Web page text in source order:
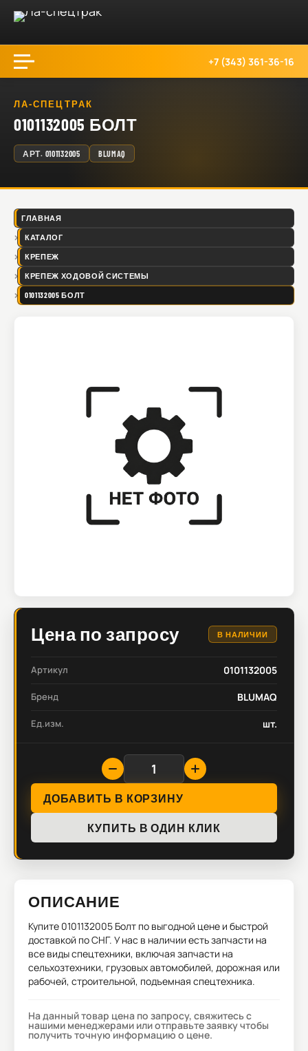
+7 (343) 361-36-16
ЛА-СПЕЦТРАК
0101132005 БОЛТ
АРТ. 0101132005 BLUMAQ
ГЛАВНАЯ
КАТАЛОГ
КРЕПЕЖ
КРЕПЕЖ ХОДОВОЙ СИСТЕМЫ
0101132005 БОЛТ
Цена по запросу В НАЛИЧИИ
Артикул 0101132005
Бренд BLUMAQ
Ед.изм. шт.
ДОБАВИТЬ В КОРЗИНУ
КУПИТЬ В ОДИН КЛИК
ОПИСАНИЕ
Купите 0101132005 Болт по выгодной цене и быстрой
доставкой по СНГ. У нас в наличии есть запчасти на
все виды спецтехники, включая запчасти на
сельхозтехники, грузовых автомобилей, дорожная или
рабочей, строительной, подъемная спецтехника.
На данный товар цена по запросу, свяжитесь с
нашими менеджерами или отправьте заявку чтобы
получить точную информацию о цене.